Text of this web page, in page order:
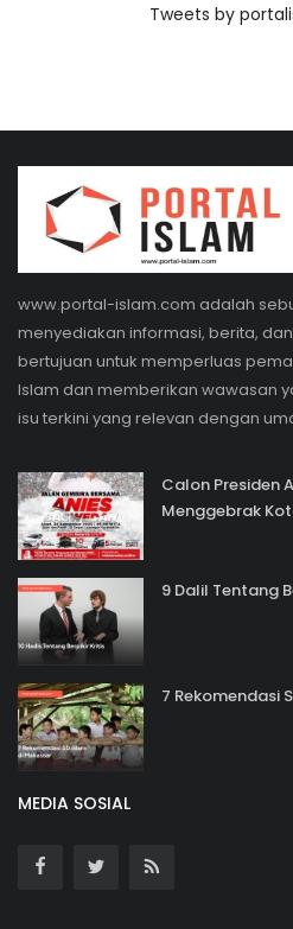
Tweets by
www.portal-islam.com adalah
menyediakan informasi, berita,
bertujuan untuk memperluas
Islam dan memberikan wawasan
isu terkini yang relevan dengan
Calon Presiden
Menggebrak
9 Dalil Tentang
7 Rekomendasi
MEDIA SOSIAL